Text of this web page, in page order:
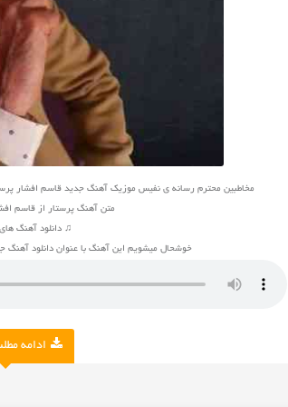
مخاطبین محترم رسانه ی نفیس موزیک آهنگ جدید قاسم افشار پرستار را در
متن آهنگ پرستار از قاسم
♫ دانلود آهنگ
خوشحال میشویم این آهنگ با عنوان دانلود آهنگ
ادامه